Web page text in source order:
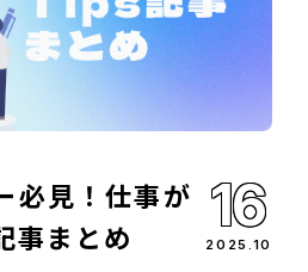
必見！仕事が
事まとめ
16
2025.10